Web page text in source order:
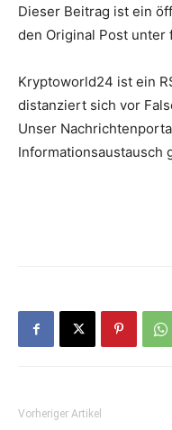
Dieser Beitrag ist ein
den Original Post unter
Kryptoworld24 ist ein
distanziert sich vor
Unser
Informationsaustausch
Vorheriger Artikel